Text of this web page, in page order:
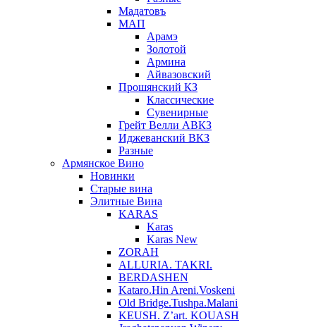
Мадатовъ
МАП
Арамэ
Золотой
Армина
Айвазовский
Прошянский КЗ
Классические
Сувенирные
Грейт Велли АВКЗ
Иджеванский ВКЗ
Разные
Армянское Вино
Новинки
Старые вина
Элитные Вина
KARAS
Karas
Karas New
ZORAH
ALLURIA. TAKRI.
BERDASHEN
Kataro.Hin Areni.Voskeni
Old Bridge.Tushpa.Malani
KEUSH. Z’art. KOUASH